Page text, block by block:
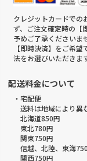
クレジットカードでの
ず、ご注文確定時の【
予めご了承くださいま
【即時決済】をご希
法をお選びいただきま
配送料金について
・宅配便
送料は地域により異
北海道850円
東北780円
関東750円
信越、北陸、東海
関西750円